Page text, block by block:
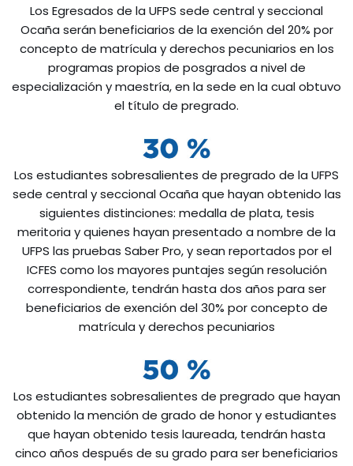
Los Egresados de la UFPS sede central y seccional
Ocaña serán beneficiarios de la exención del 20% por
concepto de matrícula y derechos pecuniarios en los
programas propios de posgrados a nivel de
especialización y maestría, en la sede en la cual obtuvo
el título de pregrado.
Los estudiantes sobresalientes de pregrado de la UFPS
sede central y seccional Ocaña que hayan obtenido las
siguientes distinciones: medalla de plata, tesis
meritoria y quienes hayan presentado a nombre de la
UFPS las pruebas Saber Pro, y sean reportados por el
ICFES como los mayores puntajes según resolución
correspondiente, tendrán hasta dos años para ser
beneficiarios de exención del 30% por concepto de
matrícula y derechos pecuniarios
Los estudiantes sobresalientes de pregrado que hayan
obtenido la mención de grado de honor y estudiantes
que hayan obtenido tesis laureada, tendrán hasta
cinco años después de su grado para ser beneficiarios